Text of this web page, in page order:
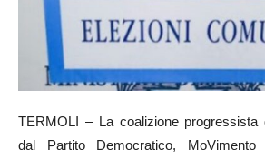
TERMOLI – La coalizione progressista
dal Partito Democratico,